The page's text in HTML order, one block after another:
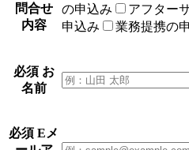
問合せ
内容
の申込み
アフター
申込み
業務提携の
必須お
名前
必須 Eメ